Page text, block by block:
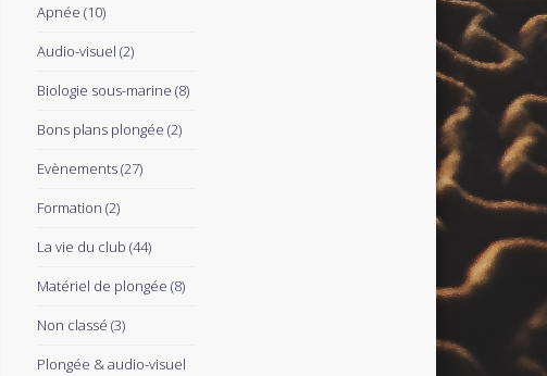
Apnée (10)
Audio-visuel (2)
Biologie sous-marine (8)
Bons plans plongée (2)
Evènements(27)
Formation (2)
La vie du club (44)
Matériel de plongée (8)
Non classé (3)
Plongée & audio-visuel